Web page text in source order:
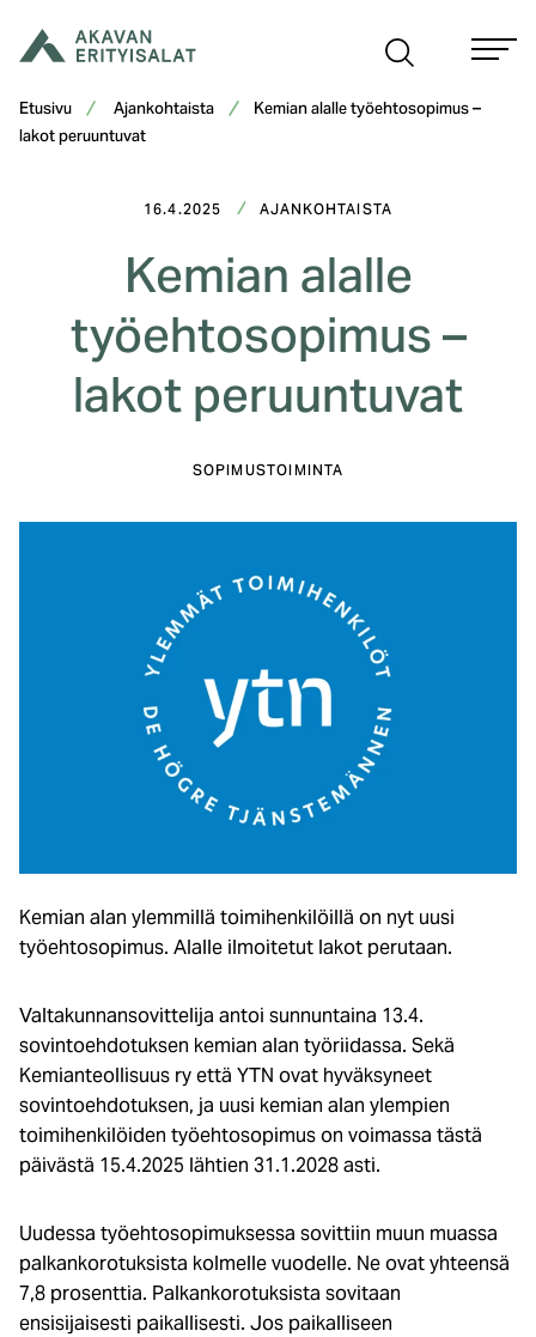
sisältöön
Etusivu Ajankohtaista
Kemian alalle työehtosopimus –
lakot peruuntuvat
16.4.2025 AJANKOHTAISTA
Kemian alalle
työehtosopimus –
lakot peruuntuvat
SOPIMUSTOIMINTA
Kemian alan ylemmillä toimihenkilöillä on nyt uusi
työehtosopimus. Alalle ilmoitetut lakot perutaan.
Valtakunnansovittelija antoi sunnuntaina 13.4.
sovintoehdotuksen kemian alan työriidassa. Sekä
Kemianteollisuus ry että YTN ovat hyväksyneet
sovintoehdotuksen, ja uusi kemian alan ylempien
toimihenkilöiden työehtosopimus on voimassa tästä
päivästä 15.4.2025 lähtien 31.1.2028 asti.
Uudessa työehtosopimuksessa sovittiin muun muassa
palkankorotuksista kolmelle vuodelle. Ne ovat yhteensä
7,8 prosenttia. Palkankorotuksista sovitaan
ensisijaisesti paikallisesti. Jos paikalliseen